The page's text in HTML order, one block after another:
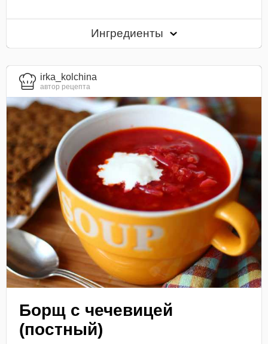
Ингредиенты
irka_kolchina
автор рецепта
Борщ с чечевицей
(постный)